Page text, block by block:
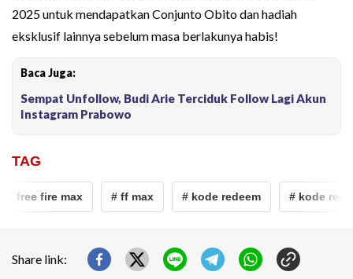
2025 untuk mendapatkan Conjunto Obito dan hadiah
eksklusif lainnya sebelum masa berlakunya habis!
Baca Juga:
Sempat Unfollow, Budi Arie Terciduk Follow Lagi Akun
Instagram Prabowo
TAG
free fire max # ff max # kode redeem # kode
Share link: